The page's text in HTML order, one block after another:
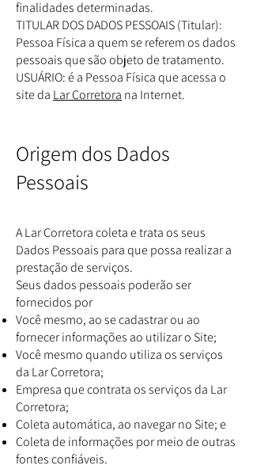
finalidades determinadas.
TITULAR DOS DADOS PESSOAIS (Titular):
Pessoa Física a quem se referem os dados
pessoais que são objeto de tratamento.
USUÁRIO: é a Pessoa Física que acessa o
site da Lar Corretora na Internet.
Origem dos Dados
Pessoais
A Lar Corretora coleta e trata os seus
Dados Pessoais para que possa realizar a
prestação de serviços.
Seus dados pessoais poderão ser
fornecidos por
Você mesmo, ao se cadastrar ou ao
fornecer informações ao utilizar o Site;
Você mesmo quando utiliza os serviços
da Lar Corretora;
Empresa que contrata os serviços da Lar
Corretora;
Coleta automática, ao navegar no Site; e
Coleta de informações por meio de outras
fontes confiáveis.